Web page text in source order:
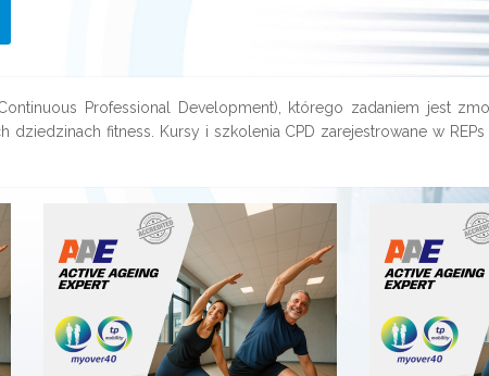
Professional Development), którego zadaniem jest
fitness. Kursy i szkolenia CPD zarejestrowane w